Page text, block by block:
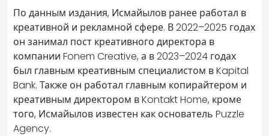
По данным издания, Исмайылов ранее работал в
креативной и рекламной сфере. В 2022–2025 годах
он занимал пост креативного директора в
компании Fonem Creative, а в 2023–2024 годах
был главным креативным специалистом в Kapital
Bank. Также он работал главным копирайтером и
креативным директором в Kontakt Home, кроме
того, Исмайылов известен как основатель Puzzle
Agency.